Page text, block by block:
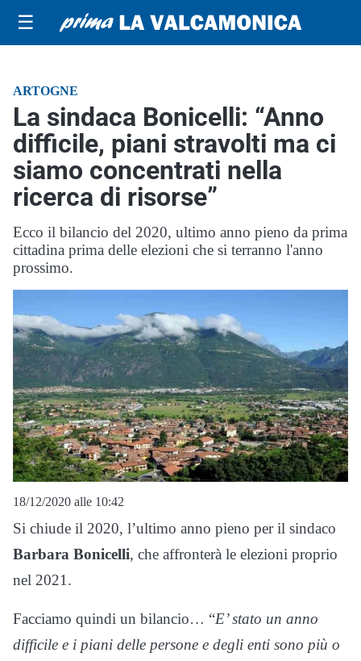
☰
ARTOGNE
La sindaca Bonicelli: “Anno
difficile, piani stravolti ma ci
siamo concentrati nella
ricerca di risorse”
Ecco il bilancio del 2020, ultimo anno pieno da prima
cittadina prima delle elezioni che si terranno l'anno
prossimo.
18/12/2020 alle 10:42
Si chiude il 2020, l’ultimo anno pieno per il sindaco
Barbara Bonicelli, che affronterà le elezioni proprio
nel 2021.
Facciamo quindi un bilancio… “E’ stato un anno
difficile e i piani delle persone e degli enti sono più o